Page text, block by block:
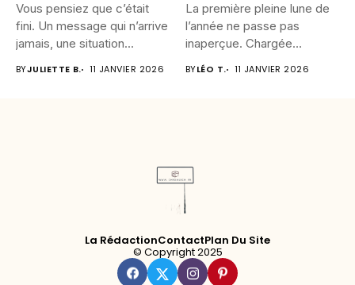
Vous pensiez que c’était
fini. Un message qui n’arrive
jamais, une situation...
BYJULIETTE B. 11 JANVIER 2026
La première pleine lune de
l’année ne passe pas
inaperçue. Chargée
d’intensité,...
BYLÉO T. 11 JANVIER 2026
La RédactionContactPlan Du Site
© Copyright 2025